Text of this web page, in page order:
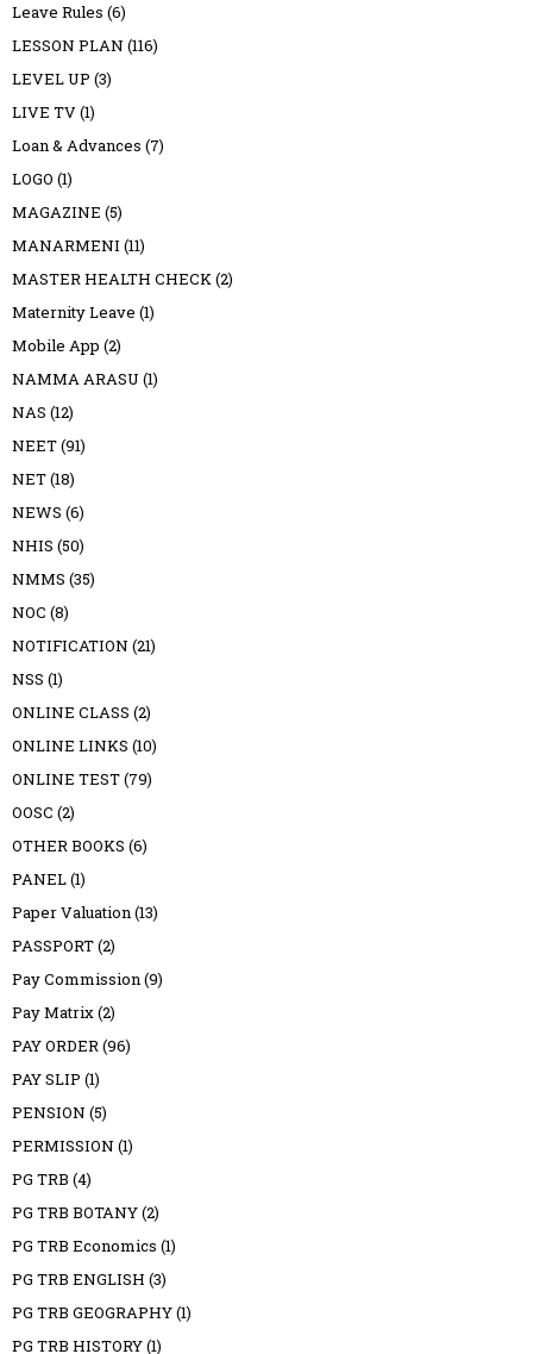
Leave Rules (6)
LESSON PLAN (116)
LEVEL UP (3)
LIVE TV(1)
Loan & Advances (7)
LOGO (1)
MAGAZINE (5)
MANARMENI (11)
MASTER HEALTH CHECK(2)
Maternity Leave (1)
Mobile App (2)
NAMMA ARASU (1)
NAS (12)
NEET(91)
NET(18)
NEWS (6)
NHIS (50)
NMMS (35)
NOC (8)
NOTIFICATION (21)
NSS (1)
ONLINE CLASS (2)
ONLINE LINKS (10)
ONLINE TEST(79)
OOSC (2)
OTHER BOOKS (6)
PANEL(1)
Paper Valuation(13)
PASSPORT(2)
Pay Commission(9)
Pay Matrix(2)
PAY ORDER(96)
PAY SLIP (1)
PENSION (5)
PERMISSION (1)
PG TRB (4)
PG TRB BOTANY(2)
PG TRB Economics (1)
PG TRB ENGLISH (3)
PG TRB GEOGRAPHY(1)
PG TRB HISTORY(1)